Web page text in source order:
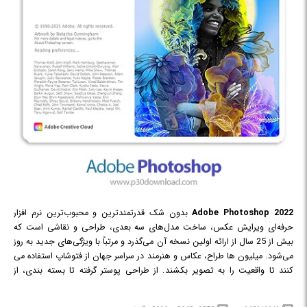
Adobe Photoshop 2022
بدون شک قدرتمندترین و محبوب‌ترین نرم افزار
حرفه‌ای ویرایش عکس، ساخت مدل‌های سه بعدی، طراحی و نقاشی است که
بیش از 25 سال از ارائه اولین نسخه آن می‌گذرد و مرتباً با ویژگی‌های جدید به روز
می‌شود. میلیون ها طراح، عکاس و هنرمند در سراسر جهان از فتوشاپ استفاده می
کنند تا واقعیت را به تصویر بکشند. از طراحی پوستر گرفته تا بسته بندی، از